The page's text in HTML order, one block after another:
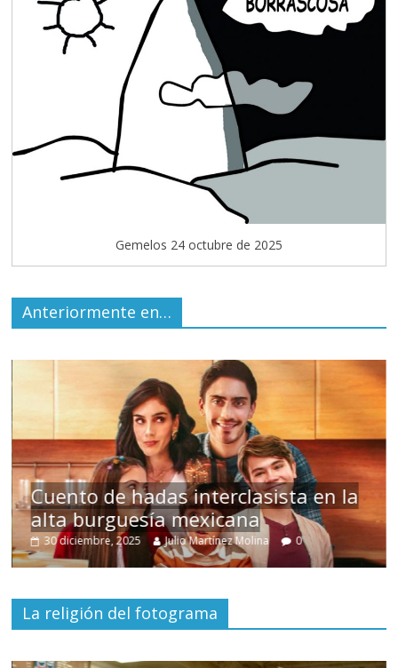
Gemelos 24 octubre de 2025
Anteriormente en…
Cuento de hadas interclasista en la
alta burguesía mexicana
30 diciembre, 2025 Julio Martínez Molina 0
La religión del fotograma